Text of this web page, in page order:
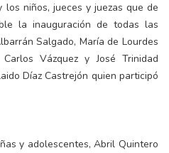
niños, jueces y juezas que de
la inauguración de todas las
Salgado, María de Lourdes
Vázquez y José Trinidad
Díaz Castrejón quien participó
y adolescentes, Abril Quintero